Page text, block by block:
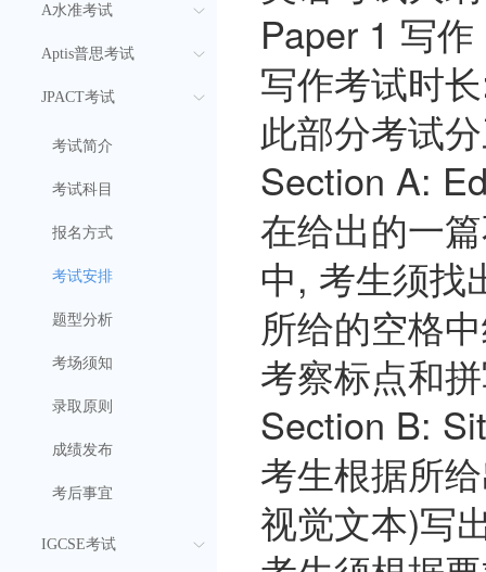
A水准考试
Aptis普思考试
JPACT考试
考试简介
考试科目
报名方式
考试安排
题型分析
考场须知
录取原则
成绩发布
考后事宜
IGCSE考试
Paper 1 写
写作考试时
此部分考试
Section A:
在给出的一
中, 考生须找
所给的空格
考察标点和
Section B:
考生根据所
视觉文本)写